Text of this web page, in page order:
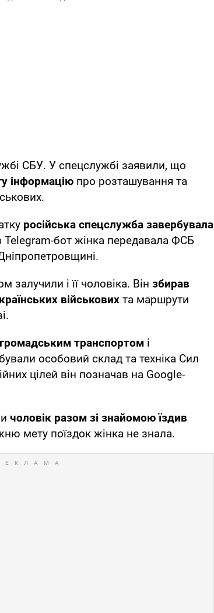
СБУ. У спецслужбі заявили, що
інформацію про розташування та
російська спецслужба завербувала
бот жінка передавала ФСБ
залучили і її чоловіка. Він збирав
військових та маршрути
громадським транспортом і
особовий склад та техніка Сил
цілей він позначав на Google-
чоловік разом зі знайомою їздив
мету поїздок жінка не знала.